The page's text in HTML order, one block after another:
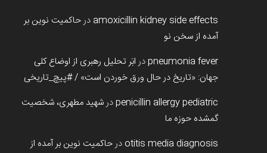
amoxicillin kidney side effects درحاکمیت نوین بر
آمده از سخن نو
pneumonia feverدر ابَر تحلیل رهبری از اوضاع کلی
جهان: «تاریخ در حال ورق خوردن است» / #پیچ_تاریخی
penicillin allergy pediatricدرشهید مطهری، شخصیت
گمشده حوزه ما
otitis media diagnosisدرحاکمیت نوین بر آمده از